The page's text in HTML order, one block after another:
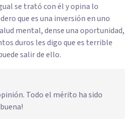
se trató con él y opina lo
que es una inversión en uno
mental, dense una oportunidad,
duros les digo que es terrible
salir de ello.
Todo el mérito ha sido